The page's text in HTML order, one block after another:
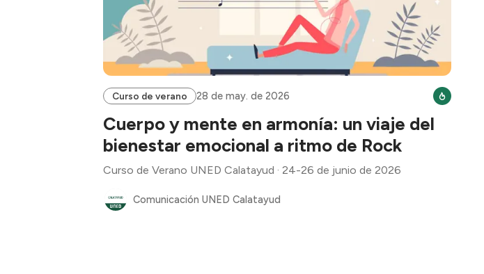
Curso de verano 28 de may. de 2026
Cuerpo y mente en armonía: un viaje del
bienestar emocional a ritmo de Rock
Curso de Verano UNED Calatayud · 24-26 de junio de 2026
Comunicación UNED Calatayud